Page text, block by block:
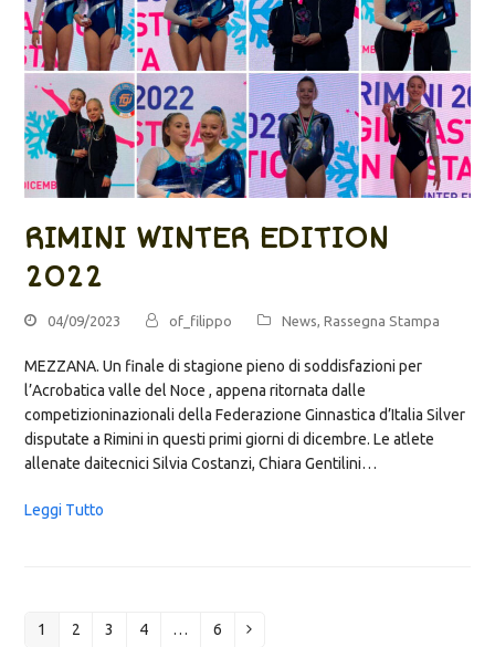
RIMINI WINTER EDITION
2022
04/09/2023 of_filippo News ,Rassegna Stampa
MEZZANA. Un finale di stagione pieno di soddisfazioni per
l’Acrobatica valle del Noce , appena ritornata dalle
competizioninazionali della Federazione Ginnastica d’Italia Silver
disputate a Rimini in questi primi giorni di dicembre. Le atlete
allenate daitecnici Silvia Costanzi, Chiara Gentilini…
Leggi Tutto
Pagina
1 Pagina
2 Pagina
3 Pagina
4 … Pagina
6 Successivo